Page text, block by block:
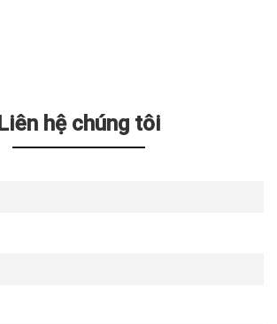
Liên hệ chúng tôi